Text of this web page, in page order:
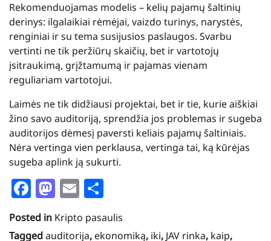
Rekomenduojamas modelis – kelių pajamų šaltinių
derinys: ilgalaikiai rėmėjai, vaizdo turinys, narystės,
renginiai ir su tema susijusios paslaugos. Svarbu
vertinti ne tik peržiūrų skaičių, bet ir vartotojų
įsitraukimą, grįžtamumą ir pajamas vienam
reguliariam vartotojui.
Laimės ne tik didžiausi projektai, bet ir tie, kurie aiškiai
žino savo auditoriją, sprendžia jos problemas ir sugeba
auditorijos dėmesį paversti keliais pajamų šaltiniais.
Nėra vertinga vien perklausa, vertinga tai, ką kūrėjas
sugeba aplink ją sukurti.
Facebook
Mastodon
Email
Posted in Kripto pasaulis
Taggedauditorija, ekonomiką, iki, JAV rinka, kaip,